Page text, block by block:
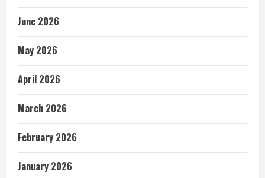
June 2026
May 2026
April 2026
March 2026
February 2026
January 2026